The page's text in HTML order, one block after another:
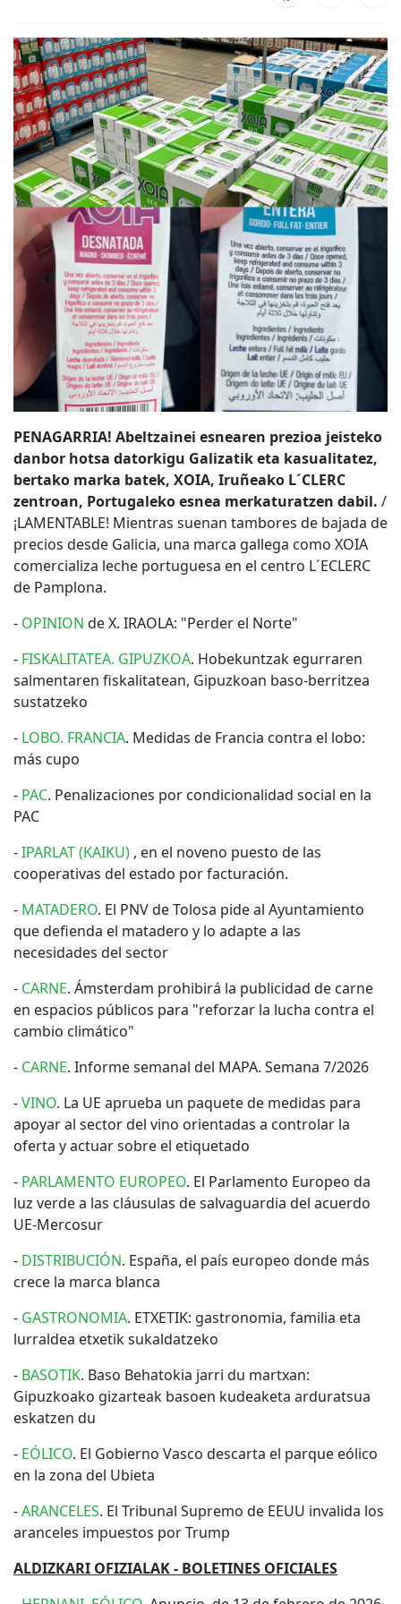
PENAGARRIA! Abeltzainei esnearen prezioa jeisteko
danbor hotsa datorkigu Galizatik eta kasualitatez,
bertako marka batek, XOIA, Iruñeako L´CLERC
zentroan, Portugaleko esnea merkaturatzen dabil. /
¡LAMENTABLE! Mientras suenan tambores de bajada de
precios desde Galicia, una marca gallega como XOIA
comercializa leche portuguesa en el centro L´ECLERC
de Pamplona.
- OPINION de X. IRAOLA: "Perder el Norte"
- FISKALITATEA. GIPUZKOA. Hobekuntzak egurraren
salmentaren fiskalitatean, Gipuzkoan baso-berritzea
sustatzeko
- LOBO. FRANCIA. Medidas de Francia contra el lobo:
más cupo
- PAC. Penalizaciones por condicionalidad social en la
PAC
-IPARLAT (KAIKU) , en el noveno puesto de las
cooperativas del estado por facturación.
- MATADERO. El PNV de Tolosa pide al Ayuntamiento
que defienda el matadero y lo adapte a las
necesidades del sector
- CARNE. Ámsterdam prohibirá la publicidad de carne
en espacios públicos para "reforzar la lucha contra el
cambio climático"
- CARNE. Informe semanal del MAPA. Semana 7/2026
-VINO. La UE aprueba un paquete de medidas para
apoyar al sector del vino orientadas a controlar la
oferta y actuar sobre el etiquetado
- PARLAMENTO EUROPEO. El Parlamento Europeo da
luz verde a las cláusulas de salvaguardia del acuerdo
UE-Mercosur
- DISTRIBUCIÓN. España, el país europeo donde más
crece la marca blanca
- GASTRONOMIA. ETXETIK: gastronomia, familia eta
lurraldea etxetik sukaldatzeko
- BASOTIK. Baso Behatokia jarri du martxan:
Gipuzkoako gizarteak basoen kudeaketa arduratsua
eskatzen du
- EÓLICO. El Gobierno Vasco descarta el parque eólico
en la zona del Ubieta
-ARANCELES. El Tribunal Supremo de EEUU invalida los
aranceles impuestos por Trump
ALDIZKARI OFIZIALAK - BOLETINES OFICIALES